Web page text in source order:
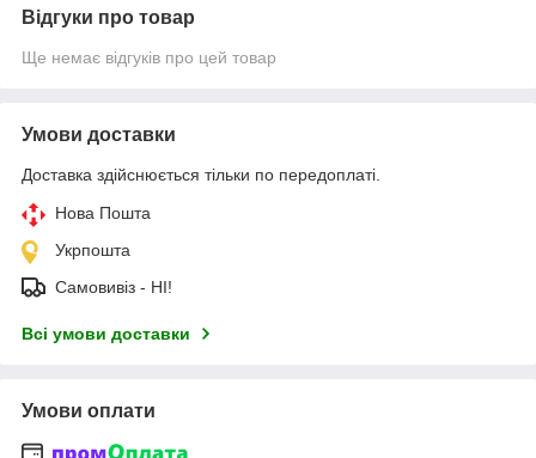
Відгуки про товар
Ще немає відгуків про цей товар
Умови доставки
Доставка здійснюється тільки по передоплаті.
Нова Пошта
Укрпошта
Самовивіз - НІ!
Всі умови доставки
Умови оплати